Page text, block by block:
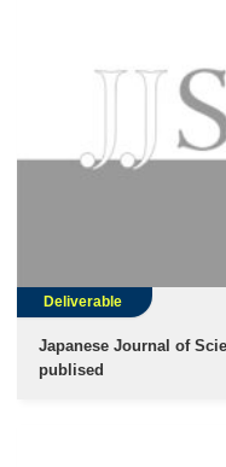
Deliverable
Japanese Journal of
publised